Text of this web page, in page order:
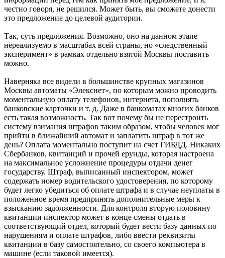
честно говоря, не решился. Может быть, вы сможете донести
это предложение до целевой аудитории.
Так, суть предложения. Возможно, оно на данном этапе
нереализуемо в масштабах всей страны, но «следственный
эксперимент» в рамках отдельно взятой Москвы поставить
можно.
Наверняка все видели в большинстве крупных магазинов
Москвы автоматы «Элекснет», по которым можно проводить
моментальную оплату телефонов, интернета, пополнять
банковские карточки и т. д. Даже в банкоматах многих банков
есть такая возможность. Так вот почему бы не перестроить
систему взимания штрафов таким образом, чтобы человек мог
прийти в ближайший автомат и заплатить штраф в тот же
день? Оплата моментально поступит на счет ГИБДД. Никаких
Сбербанков, квитанций и прочей ерунды, которая настроена
на максимальное усложнение процедуры отдачи денег
государству. Штраф, выписанный инспектором, может
содержать номер водительского удостоверения, по которому
будет легко убедиться об оплате штрафа и в случае неуплаты в
положенное время предпринять дополнительные меры к
взысканию задолженности. Для контроля вторую половину
квитанции инспектор может в конце смены отдать в
соответствующий отдел, который будет вести базу данных по
нарушениям и оплате штрафов, либо ввести реквизиты
квитанции в базу самостоятельно, со своего компьютера в
машине (если таковой имеется).